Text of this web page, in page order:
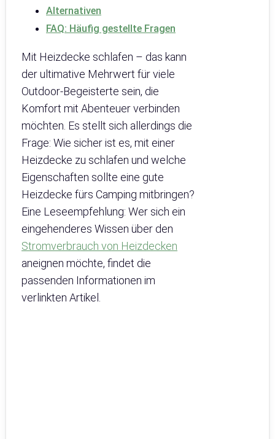
Alternativen
FAQ: Häufig gestellte Fragen
Mit Heizdecke schlafen – das kann
der ultimative Mehrwert für viele
Outdoor-Begeisterte sein, die
Komfort mit Abenteuer verbinden
möchten. Es stellt sich allerdings die
Frage: Wie sicher ist es, mit einer
Heizdecke zu schlafen und welche
Eigenschaften sollte eine gute
Heizdecke fürs Camping mitbringen?
Eine Leseempfehlung: Wer sich ein
eingehenderes Wissen über den
Stromverbrauch von Heizdecken
aneignen möchte, findet die
passenden Informationen im
verlinkten Artikel.